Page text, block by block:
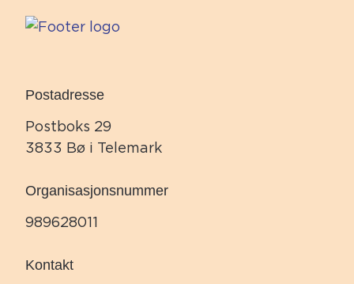
Postadresse
Postboks 29
3833 Bø i Telemark
Organisasjonsnummer
989628011
Kontakt